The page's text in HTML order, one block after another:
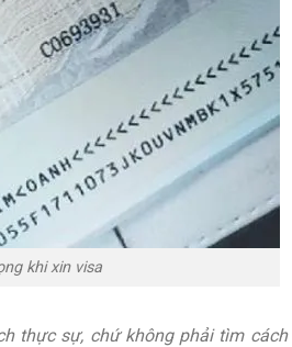
khi xin visa
thực sự, chứ không phải tìm cách